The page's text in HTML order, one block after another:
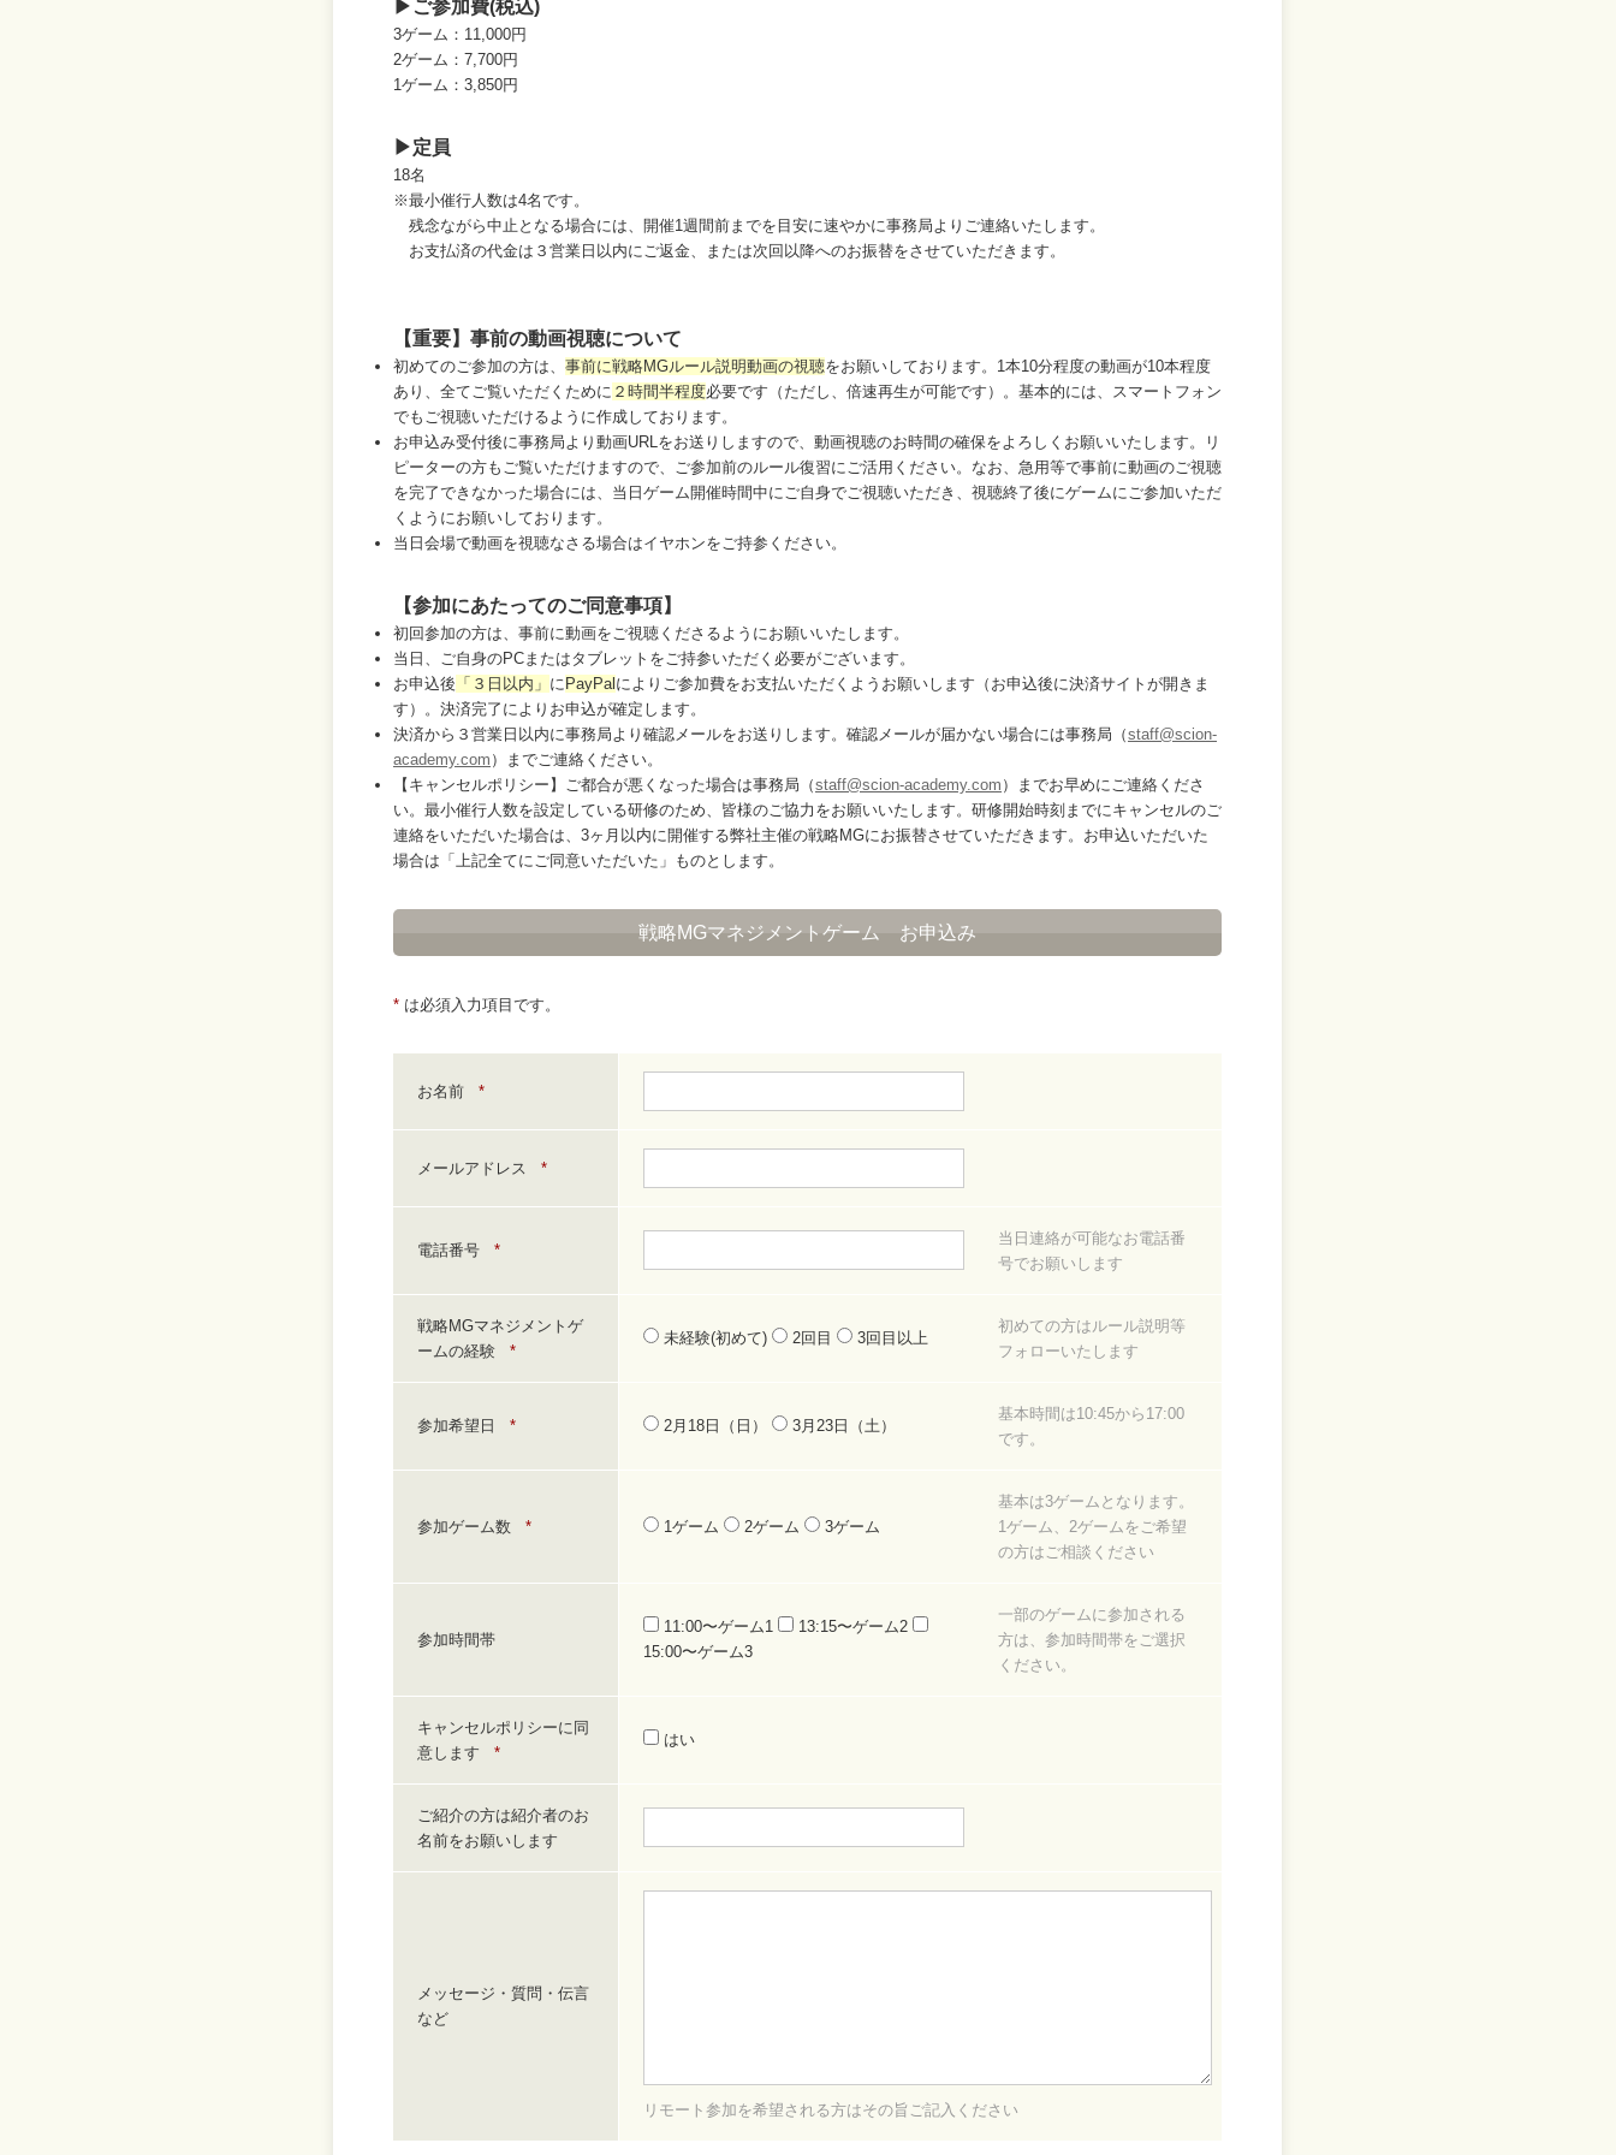
▶ご参加費(税込)
3ゲーム：11,000円
2ゲーム：7,700円
1ゲーム：3,850円
▶定員
18名
※最小催行人数は4名です。
残念ながら中止となる場合には、開催1週間前までを目安に速やかに事務局よりご連絡いたします。
お支払済の代金は３営業日以内にご返金、または次回以降へのお振替をさせていただきます。
【重要】事前の動画視聴について
初めてのご参加の方は、 事前に戦略MGルール説明動画の視聴をお願いしております。1本10分程度の動画が10本程度
あり、全てご覧いただくために ２時間半程度必要です（ただし、倍速再生が可能です）。基本的には、スマートフォン
でもご視聴いただけるように作成しております。
お申込み受付後に事務局より動画URLをお送りしますので、動画視聴のお時間の確保をよろしくお願いいたします。リ
ピーターの方もご覧いただけますので、ご参加前のルール復習にご活用ください。なお、急用等で事前に動画のご視聴
を完了できなかった場合には、当日ゲーム開催時間中にご自身でご視聴いただき、視聴終了後にゲームにご参加いただ
くようにお願いしております。
当日会場で動画を視聴なさる場合はイヤホンをご持参ください。
【参加にあたってのご同意事項】
初回参加の方は、事前に動画をご視聴くださるようにお願いいたします。
当日、ご自身のPCまたはタブレットをご持参いただく必要がございます。
お申込後 「３日以内」 に PayPal によりご参加費をお支払いただくようお願いします（お申込後に決済サイトが開きま
す）。決済完了によりお申込が確定します。
決済から３営業日以内に事務局より確認メールをお送りします。確認メールが届かない場合には事務局（staff@scion-
academy.com ）までご連絡ください。
【キャンセルポリシー】ご都合が悪くなった場合は事務局（staff@scion-academy.com ）までお早めにご連絡くださ
い。最小催行人数を設定している研修のため、皆様のご協力をお願いいたします。研修開始時刻までにキャンセルのご
連絡をいただいた場合は、3ヶ月以内に開催する弊社主催の戦略MGにお振替させていただきます。お申込いただいた
場合は「上記全てにご同意いただいた」ものとします。
戦略MGマネジメントゲーム お申込み
* は必須入力項目です。
お名前 *
メールアドレス *
電話番号 *
当日連絡が可能なお電話番
号でお願いします
戦略MGマネジメントゲ
ームの経験
*
未経験(初めて) 2回目 3回目以上
初めての方はルール説明等
フォローいたします
参加希望日 * 2月18日（日） 3月23日（土）
基本時間は10:45から17:00
です。
参加ゲーム数 * 1ゲーム 2ゲーム 3ゲーム
基本は3ゲームとなります。
1ゲーム、2ゲームをご希望
の方はご相談ください
参加時間帯
11:00〜ゲーム1
13:15〜ゲーム2
15:00〜ゲーム3
一部のゲームに参加される
方は、参加時間帯をご選択
ください。
キャンセルポリシーに同
意します
*
はい
ご紹介の方は紹介者のお
名前をお願いします
メッセージ・質問・伝言
など
リモート参加を希望される方はその旨ご記入ください